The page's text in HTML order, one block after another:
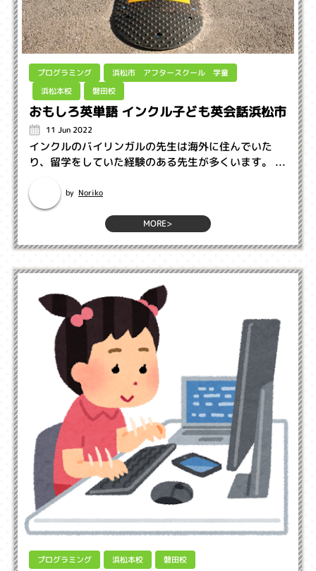
プログラミング 浜松市 アフタースクール 学童
浜松本校 磐田校
おもしろ英単語 インクル子ども英会話浜松市
11 Jun 2022
インクルのバイリンガルの先生は海外に住んでいた
り、留学をしていた経験のある先生が多くいます。 ...
by Noriko
MORE>
プログラミング 浜松本校 磐田校